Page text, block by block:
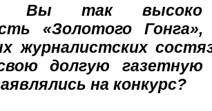
Вы так высоко
«Золотого
журналистских
долгую газетную
на конкурс?